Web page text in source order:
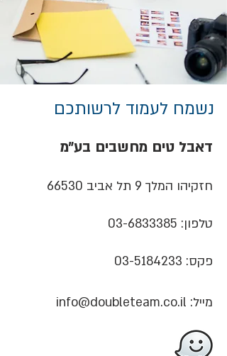
נשמח לעמוד לרשותכם
דאבל טים מחשבים בע״מ
חזקיהו המלך 9 תל אביב 66530
טלפון: 03-6833385
פקס: 03-5184233
מייל: info@doubleteam.co.il